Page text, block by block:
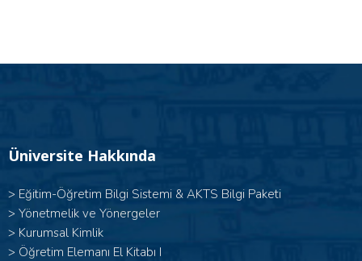
Üniversite Hakkında
> Eğitim-Öğretim Bilgi Sistemi & AKTS Bilgi Paketi
> Yönetmelik ve Yönergeler
> Kurumsal Kimlik
> Öğretim Elemanı El Kitabı I